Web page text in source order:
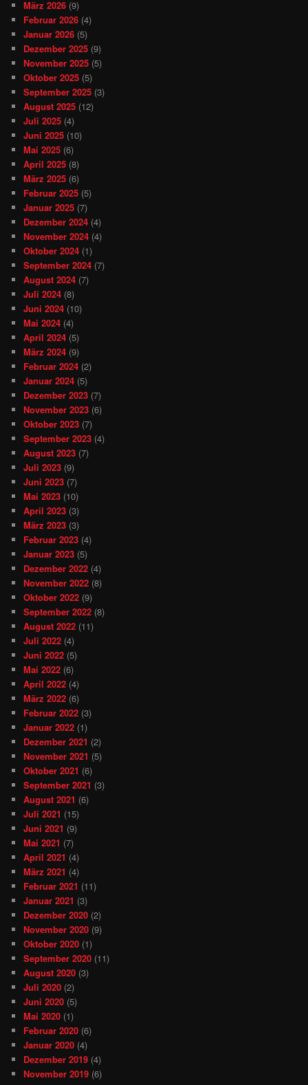
März 2026 (9)
Februar 2026 (4)
Januar 2026 (5)
Dezember 2025 (9)
November 2025 (5)
Oktober 2025 (5)
September 2025 (3)
August 2025 (12)
Juli 2025 (4)
Juni 2025 (10)
Mai 2025 (6)
April 2025 (8)
März 2025 (6)
Februar 2025 (5)
Januar 2025 (7)
Dezember 2024 (4)
November 2024 (4)
Oktober 2024 (1)
September 2024 (7)
August 2024 (7)
Juli 2024 (8)
Juni 2024 (10)
Mai 2024 (4)
April 2024 (5)
März 2024 (9)
Februar 2024 (2)
Januar 2024 (5)
Dezember 2023 (7)
November 2023 (6)
Oktober 2023 (7)
September 2023 (4)
August 2023 (7)
Juli 2023 (9)
Juni 2023 (7)
Mai 2023 (10)
April 2023 (3)
März 2023 (3)
Februar 2023 (4)
Januar 2023 (5)
Dezember 2022 (4)
November 2022 (8)
Oktober 2022 (9)
September 2022 (8)
August 2022 (11)
Juli 2022 (4)
Juni 2022 (5)
Mai 2022 (6)
April 2022 (4)
März 2022 (6)
Februar 2022 (3)
Januar 2022 (1)
Dezember 2021 (2)
November 2021 (5)
Oktober 2021 (6)
September 2021 (3)
August 2021 (6)
Juli 2021 (15)
Juni 2021 (9)
Mai 2021 (7)
April 2021 (4)
März 2021 (4)
Februar 2021 (11)
Januar 2021 (3)
Dezember 2020 (2)
November 2020 (9)
Oktober 2020 (1)
September 2020 (11)
August 2020 (3)
Juli 2020 (2)
Juni 2020 (5)
Mai 2020 (1)
Februar 2020 (6)
Januar 2020 (4)
Dezember 2019 (4)
November 2019 (6)